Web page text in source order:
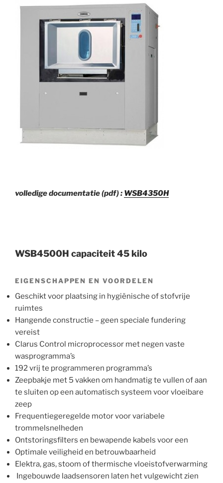
volledige documentatie (pdf) : WSB4350H
WSB4500H capaciteit 45 kilo
EIGENSCHAPPEN EN VOORDELEN
Geschikt voor plaatsing in hygiënische of stofvrije
ruimtes
Hangende constructie – geen speciale fundering
vereist
Clarus Control microprocessor met negen vaste
wasprogramma’s
192 vrij te programmeren programma’s
Zeepbakje met 5 vakken om handmatig te vullen of aan
te sluiten op een automatisch systeem voor vloeibare
zeep
Frequentiegeregelde motor voor variabele
trommelsnelheden
Ontstoringsfilters en bewapende kabels voor een
Optimale veiligheid en betrouwbaarheid
Elektra, gas, stoom of thermische vloeistofverwarming
Ingebouwde laadsensoren laten het vulgewicht zien